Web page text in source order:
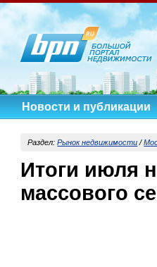
Новости и публикации
Раздел:Рынок недвижимости /
Итоги июля
массового